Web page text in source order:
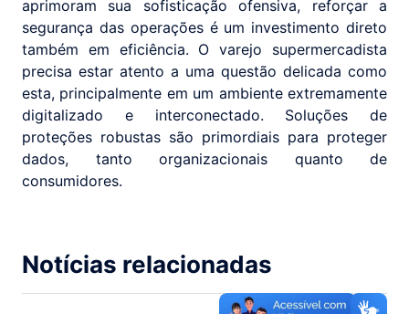
aprimoram sua sofisticação ofensiva, reforçar a
segurança das operações é um investimento direto
também em eficiência. O varejo supermercadista
precisa estar atento a uma questão delicada como
esta, principalmente em um ambiente extremamente
digitalizado e interconectado. Soluções de
proteções robustas são primordiais para proteger
dados, tanto organizacionais quanto de
consumidores.
Notícias relacionadas